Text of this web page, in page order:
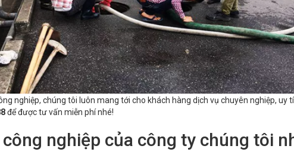
nghiệp, chúng tôi luôn mang tới cho khách hàng dịch vụ chuyên nghiệp, uy
để được tư vấn miễn phí nhé!
nghiệp của công ty chúng tôi